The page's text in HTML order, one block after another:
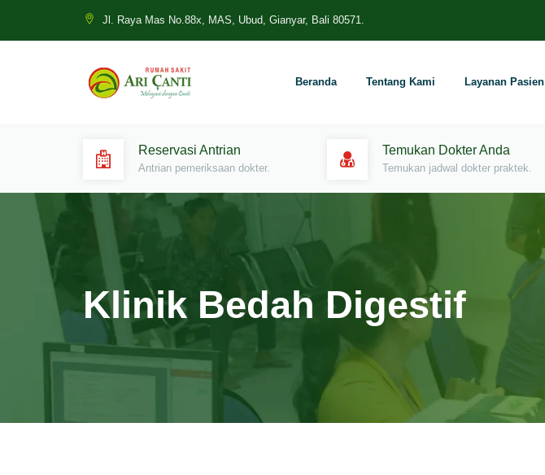
Jl. Raya Mas No.88x, MAS, Ubud, Gianyar, Bali 80571.
Beranda Tentang Kami Layanan Pasien
Reservasi Antrian
Antrian pemeriksaan dokter.
Temukan Dokter Anda
Temukan jadwal dokter praktek.
Klinik Bedah Digestif